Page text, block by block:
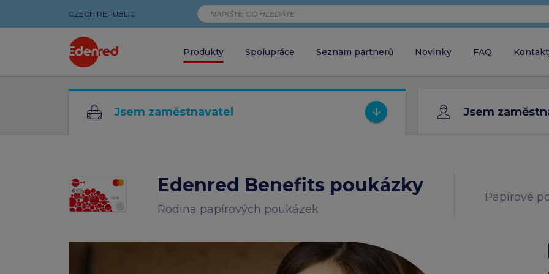
papírových
CZECH REPUBLIC
Produkty Spolupráce Seznam partnerů Novinky FAQ
chci objednávat
chci akceptovat
Jsem zaměstnavatel Jsem
Edenred Benefits poukázky
Rodina papírových poukázek
Papírové